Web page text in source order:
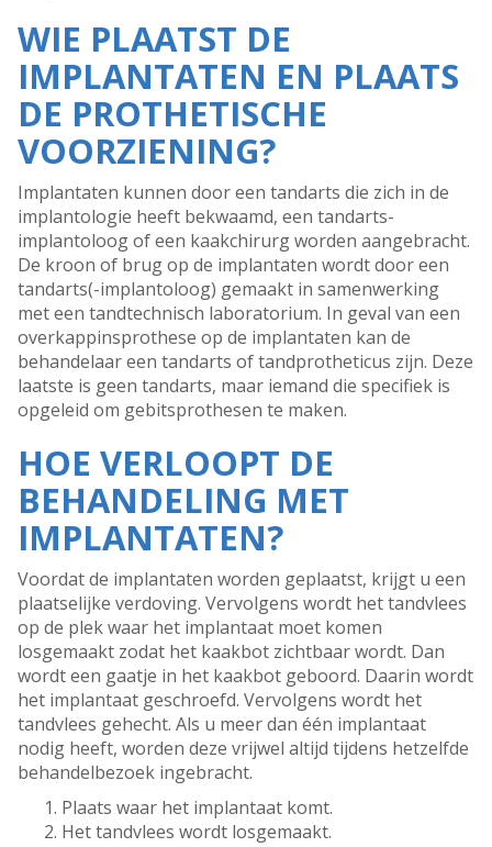
WIE PLAATST DE
IMPLANTATEN EN PLAATS
DE PROTHETISCHE
VOORZIENING?
Implantaten kunnen door een tandarts die zich in de
implantologie heeft bekwaamd, een tandarts-
implantoloog of een kaakchirurg worden aangebracht.
De kroon of brug op de implantaten wordt door een
tandarts(-implantoloog) gemaakt in samenwerking
met een tandtechnisch laboratorium. In geval van een
overkappinsprothese op de implantaten kan de
behandelaar een tandarts of tandprotheticus zijn. Deze
laatste is geen tandarts, maar iemand die specifiek is
opgeleid om gebitsprothesen te maken.
HOE VERLOOPT DE
BEHANDELING MET
IMPLANTATEN?
Voordat de implantaten worden geplaatst, krijgt u een
plaatselijke verdoving. Vervolgens wordt het tandvlees
op de plek waar het implantaat moet komen
losgemaakt zodat het kaakbot zichtbaar wordt. Dan
wordt een gaatje in het kaakbot geboord. Daarin wordt
het implantaat geschroefd. Vervolgens wordt het
tandvlees gehecht. Als u meer dan één implantaat
nodig heeft, worden deze vrijwel altijd tijdens hetzelfde
behandelbezoek ingebracht.
Plaats waar het implantaat komt.
Het tandvlees wordt losgemaakt.